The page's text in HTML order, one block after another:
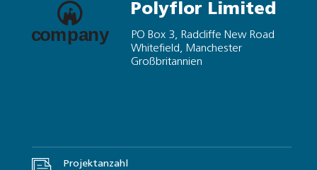
Polyflor Limited
PO Box 3, Radcliffe New Road
Whitefield, Manchester
Großbritannien
Projektanzahl